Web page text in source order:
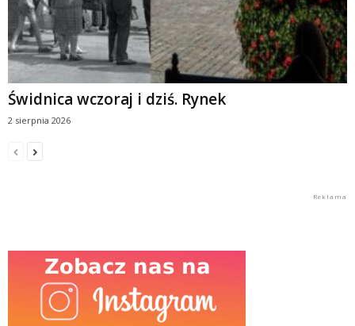
Świdnica wczoraj i dziś. Rynek
2 sierpnia 2026